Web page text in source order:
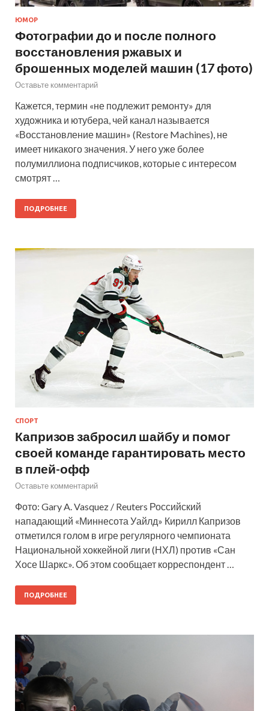
ЮМОР
Фотографии до и после полного
восстановления ржавых и
брошенных моделей машин (17 фото)
Оставьте комментарий
Кажется, термин «не подлежит ремонту» для
художника и ютубера, чей канал называется
«Восстановление машин» (Restore Machines), не
имеет никакого значения. У него уже более
полумиллиона подписчиков, которые с интересом
смотрят …
ПОДРОБНЕЕ
СПОРТ
Капризов забросил шайбу и помог
своей команде гарантировать место
в плей-офф
Оставьте комментарий
Фото: Gary A. Vasquez / Reuters Российский
нападающий «Миннесота Уайлд» Кирилл Капризов
отметился голом в игре регулярного чемпионата
Национальной хоккейной лиги (НХЛ) против «Сан
Хосе Шаркс». Об этом сообщает корреспондент …
ПОДРОБНЕЕ